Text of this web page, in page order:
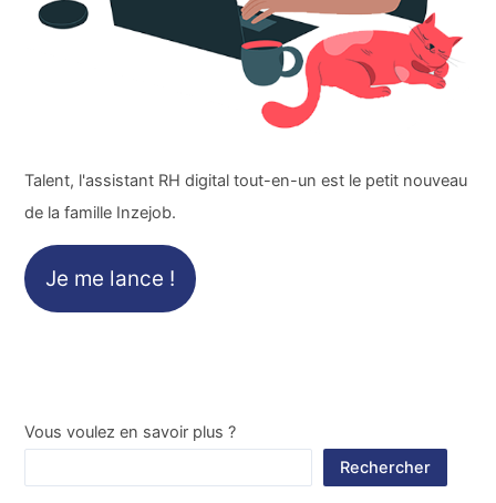
Talent, l'assistant RH digital tout-en-un est le petit nouveau
de la famille Inzejob.
Je me lance !
Vous voulez en savoir plus ?
Rechercher